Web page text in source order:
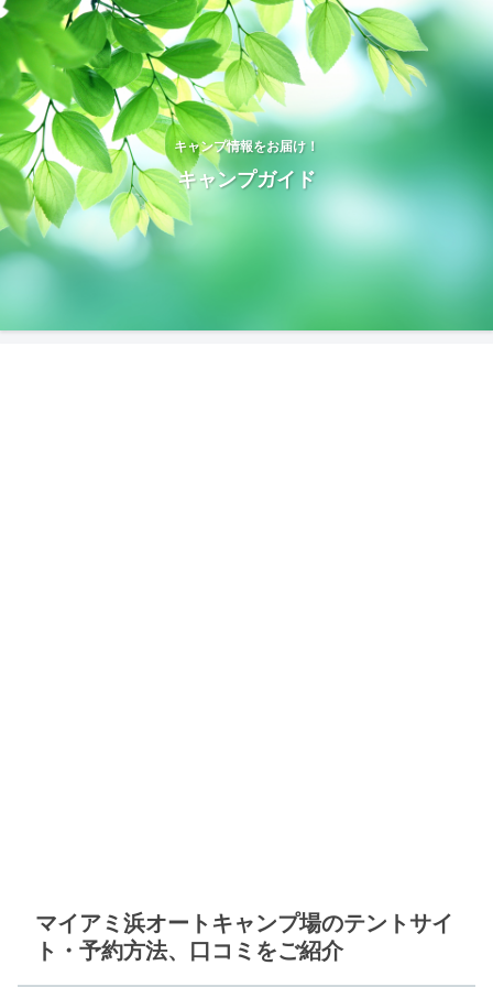
キャンプ情報をお届け！
キャンプガイド
マイアミ浜オートキャンプ場のテントサイ
ト・予約方法、口コミをご紹介